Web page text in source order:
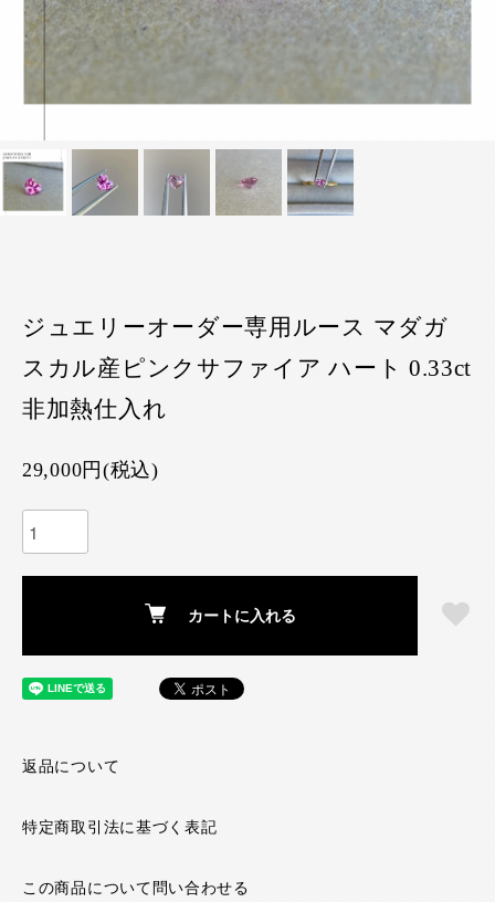
ジュエリーオーダー専用ルース マダガ
スカル産ピンクサファイア ハート 0.33ct
非加熱仕入れ
29,000円(税込)
カートに入れる
返品について
特定商取引法に基づく表記
この商品について問い合わせる